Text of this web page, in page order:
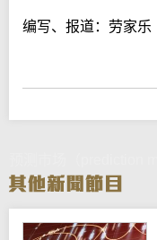
编写、报道：劳家乐